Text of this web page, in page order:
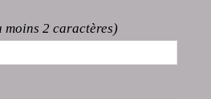
moins 2 caractères)